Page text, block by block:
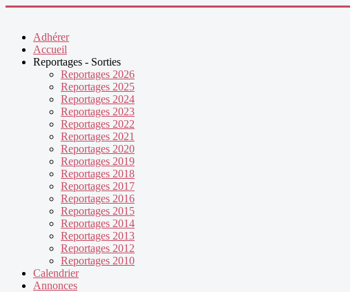
Adhérer
Accueil
Reportages - Sorties
Reportages 2026
Reportages 2025
Reportages 2024
Reportages 2023
Reportages 2022
Reportages 2021
Reportages 2020
Reportages 2019
Reportages 2018
Reportages 2017
Reportages 2016
Reportages 2015
Reportages 2014
Reportages 2013
Reportages 2012
Reportages 2010
Calendrier
Annonces
précédente
précédent
suivante
suivant